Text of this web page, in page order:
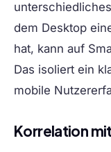
dem Desktop
hat, kann auf
Das isoliert ein
mobile
Korrelation